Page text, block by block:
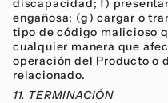
engañosa; (g) cargar o
tipo de código malicioso
cualquier manera que
operación del Producto o
relacionado.
11. TERMINACIÓN